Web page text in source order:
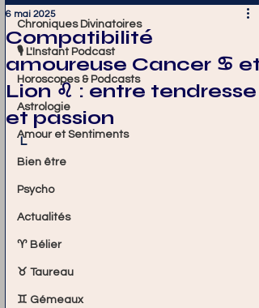
Chroniques Divinatoires
🎙️ L'Instant Podcast
Horoscopes & Podcasts
Astrologie
Amour et Sentiments
Bien être
Psycho
Actualités
♈ Bélier
♉ Taureau
♊ Gémeaux
Compatibilité
amoureuse Cancer ♋ et
Lion ♌ : entre tendresse
et passion
6 mai 2025
L